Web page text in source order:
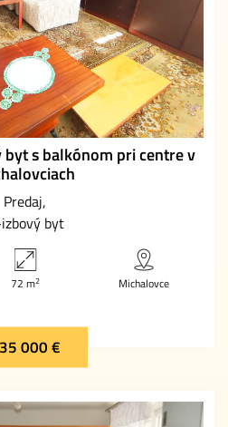
s balkónom pri centre v
Predaj
byt
72 m2 Michalovce
000 €